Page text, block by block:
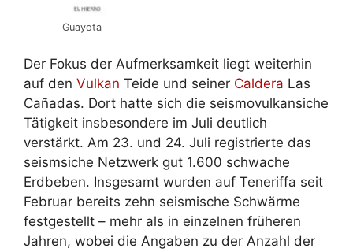
Guayota
Der Fokus der Aufmerksamkeit liegt weiterhin
auf den Vulkan Teide und seiner Caldera Las
Cañadas. Dort hatte sich die seismovulkansiche
Tätigkeit insbesondere im Juli deutlich
verstärkt. Am 23. und 24. Juli registrierte das
seismsiche Netzwerk gut 1.600 schwache
Erdbeben. Insgesamt wurden auf Teneriffa seit
Februar bereits zehn seismische Schwärme
festgestellt – mehr als in einzelnen früheren
Jahren, wobei die Angaben zu der Anzahl der